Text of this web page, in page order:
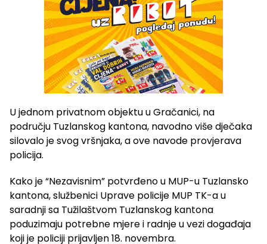
U jednom privatnom objektu u Gračanici, na
području Tuzlanskog kantona, navodno više dječaka
silovalo je svog vršnjaka, a ove navode provjerava
policija.
Kako je “Nezavisnim” potvrđeno u MUP-u Tuzlansko
kantona, službenici Uprave policije MUP TK-a u
saradnji sa Tužilaštvom Tuzlanskog kantona
poduzimaju potrebne mjere i radnje u vezi događaja
koji je policiji prijavljen 18. novembra.